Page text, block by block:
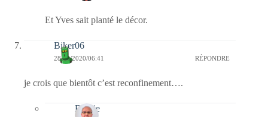
Et Yves sait planté le décor.
Biker06
28/08/2020/06:41 RÉPONDRE
je crois que bientôt c’est reconfinement….
Bernie